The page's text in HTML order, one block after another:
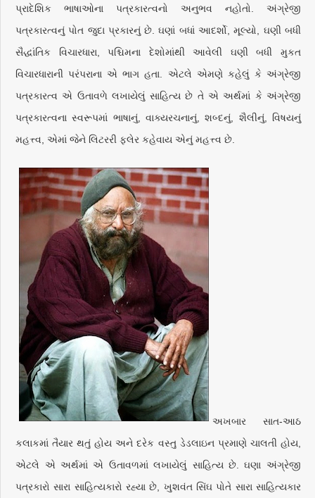
પ્રાદેશિક ભાષાઓના પત્રકારત્વનો અનુભવ નહોતો. અંગ્રેજી
પત્રકારત્વનું પોત જુદા પ્રકારનું છે. ઘણાં બધાં આદર્શો, મૂલ્યો, ઘણી બધી
સૈદ્ધાંતિક વિચારધારા, પશ્ચિમના દેશોમાંથી આવેલી ઘણી બધી મુકત
વિચારધારાની પરંપરાના એ ભાગ હતા. એટલે એમણે કહેલું કે અંગ્રેજી
પત્રકારત્વ એ ઉતાવળે લખાયેલું સાહિત્ય છે તે એ અર્થમાં કે અંગ્રેજી
પત્રકારત્વના સ્વરૂપમાં ભાષાનું, વાક્યરચનાનું, શબ્દનું, શૈલીનું, વિષયનું
મહત્ત્વ, એમાં જેને લિટરરી ફ્લેર કહેવાય એનું મહત્ત્વ છે.
અખબાર સાત-આઠ
કલાકમાં તૈયાર થતું હોય અને દરેક વસ્તુ ડેડલાઇન પ્રમાણે ચાલતી હોય,
એટલે એ અર્થમાં એ ઉતાવળમાં લખાયેલું સાહિત્ય છે. ઘણા અંગ્રેજી
પત્રકારો સારા સાહિત્યકારો રહ્યા છે, ખુશવંત સિંઘ પોતે સારા સાહિત્યકાર